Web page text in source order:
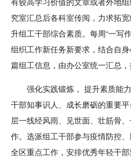
究室汇总后各科室传阅，力求拓
升组工干部综合素质。每周“一写
组织工作新任务新要求，结合自
篇组工信息，由办公室统一汇总，
强化实践锻炼， 提升素质能力
干部知事识人、成长磨砺的重要
层一线经风雨、见世面、壮筋骨
作。选派组工干部参与疫情防控
全区重点工作，安排优秀年轻干